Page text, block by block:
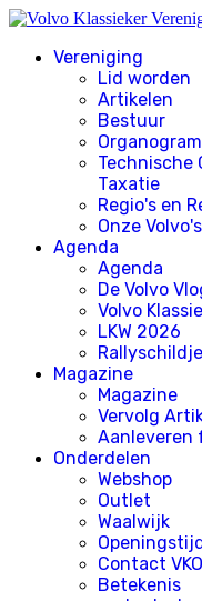
Vereniging
Lid worden
Artikelen
Bestuur
Organogram
Technische
Taxatie
Regio's en
Onze Volvo's
Agenda
Agenda
De Volvo
Volvo
LKW 2026
Magazine
Magazine
Vervolg
Aanleveren
Onderdelen
Webshop
Outlet
Waalwijk
Contact VKO
Betekenis